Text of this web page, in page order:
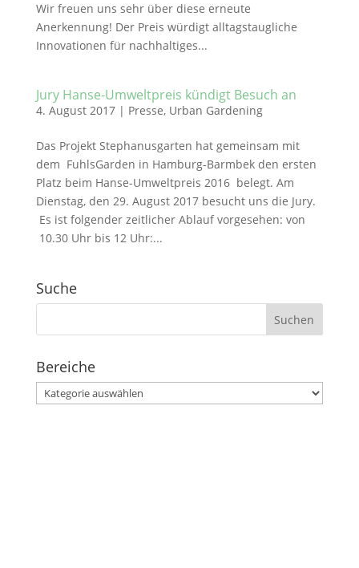
Wir freuen uns sehr über diese erneute
Anerkennung! Der Preis würdigt alltagstaugliche
Innovationen für nachhaltiges...
Jury Hanse-Umweltpreis kündigt Besuch an
4. August 2017| Presse, Urban Gardening
Das Projekt Stephanusgarten hat gemeinsam mit
dem FuhlsGarden in Hamburg-Barmbek den ersten
Platz beim Hanse-Umweltpreis 2016 belegt. Am
Dienstag, den 29. August 2017 besucht uns die Jury.
Es ist folgender zeitlicher Ablauf vorgesehen: von
10.30 Uhr bis 12 Uhr:...
Suche
Suchen
Bereiche
Bereiche